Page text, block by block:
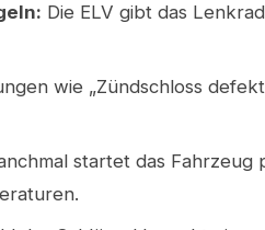
Die ELV gibt das
wie „Zündschloss
startet das Fahrzeug